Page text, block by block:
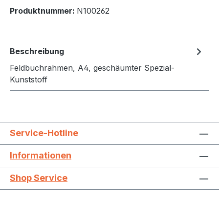
Produktnummer: N100262
Beschreibung
Feldbuchrahmen, A4, geschäumter Spezial-
Kunststoff
Service-Hotline
Informationen
Shop Service